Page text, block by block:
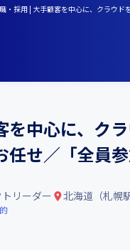
・採用 | 大手顧客を中心に、クラウ
を中心に、ク
任せ／「全員
リーダー 北海道（札幌駅